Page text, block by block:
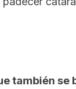
también se